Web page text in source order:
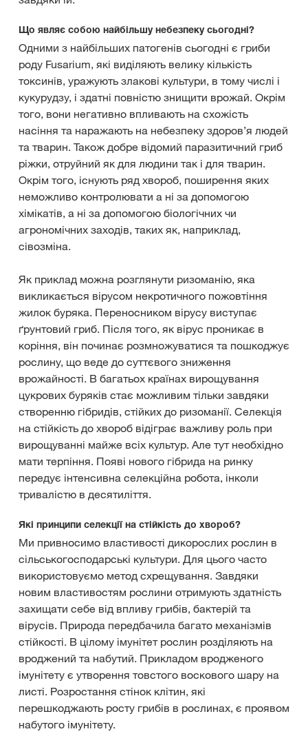
Що являє собою найбільшу небезпеку сьогодні?
Одними з найбільших патогенів сьогодні є гриби
роду Fusarium, які виділяють велику кількість
токсинів, уражують злакові культури, в тому числі і
кукурудзу, і здатні повністю знищити врожай. Окрім
того, вони негативно впливають на схожість
насіння та наражають на небезпеку здоров’я людей
та тварин. Також добре відомий паразитичний гриб
ріжки, отруйний як для людини так і для тварин.
Окрім того, існують ряд хвороб, поширення яких
неможливо контролювати а ні за допомогою
хімікатів, а ні за допомогою біологічних чи
агрономічних заходів, таких як, наприклад,
сівозміна.
Як приклад можна розглянути ризоманію, яка
викликається вірусом некротичного пожовтіння
жилок буряка. Переносником вірусу виступає
ґрунтовий гриб. Після того, як вірус проникає в
коріння, він починає розмножуватися та пошкоджує
рослину, що веде до суттєвого зниження
врожайності. В багатьох країнах вирощування
цукрових буряків стає можливим тільки завдяки
створенню гібридів, стійких до ризоманії. Селекція
на стійкість до хвороб відіграє важливу роль при
вирощуванні майже всіх культур. Але тут необхідно
мати терпіння. Появі нового гібрида на ринку
передує інтенсивна селекційна робота, інколи
тривалістю в десятиліття.
Які принципи селекції на стійкість до хвороб?
Ми привносимо властивості дикорослих рослин в
сільськогосподарські культури. Для цього часто
використовуємо метод схрещування. Завдяки
новим властивостям рослини отримують здатність
захищати себе від впливу грибів, бактерій та
вірусів. Природа передбачила багато механізмів
стійкості. В цілому імунітет рослин розділяють на
вроджений та набутий. Прикладом вродженого
імунітету є утворення товстого воскового шару на
листі. Розростання стінок клітин, які
перешкоджають росту грибів в рослинах, є проявом
набутого імунітету.